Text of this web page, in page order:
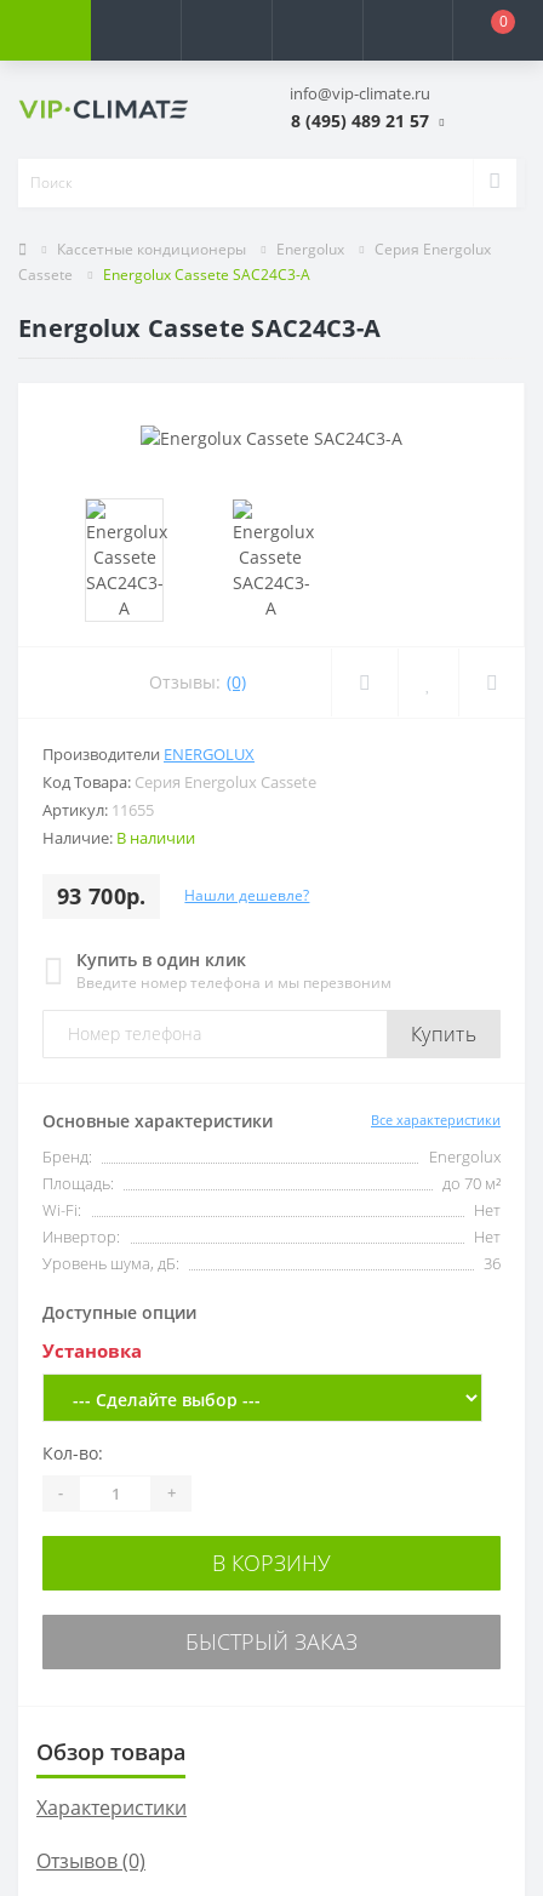
0
info@vip-climate.ru
8 (495) 489 21 57
Кассетные кондиционеры Energolux
Серия Energolux
Cassete
Energolux Cassete SAC24C3-A
Energolux Cassete SAC24C3-A
Отзывы: (0)
Производители ENERGOLUX
Код Товара: Серия Energolux Cassete
Артикул: 11655
Наличие: В наличии
93 700р. Нашли дешевле?
Купить в один клик
Введите номер телефона и мы перезвоним
Купить
Основные характеристики Все характеристики
Бренд:
Energolux
Площадь:
до 70 м²
Wi-Fi:
Нет
Инвертор:
Нет
Уровень шума, дБ:
36
Доступные опции
Установка
Кол-во:
- +
В КОРЗИНУ
БЫСТРЫЙ ЗАКАЗ
Обзор товара
Характеристики
Отзывов (0)